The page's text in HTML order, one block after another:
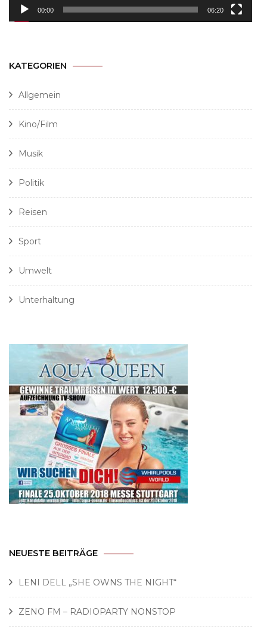
00:00 06:20
KATEGORIEN
Allgemein
Kino/Film
Musik
Politik
Reisen
Sport
Umwelt
Unterhaltung
NEUESTE BEITRÄGE
LENI DELL „SHE OWNS THE NIGHT“
ZENO FM – RADIOPARTY NONSTOP